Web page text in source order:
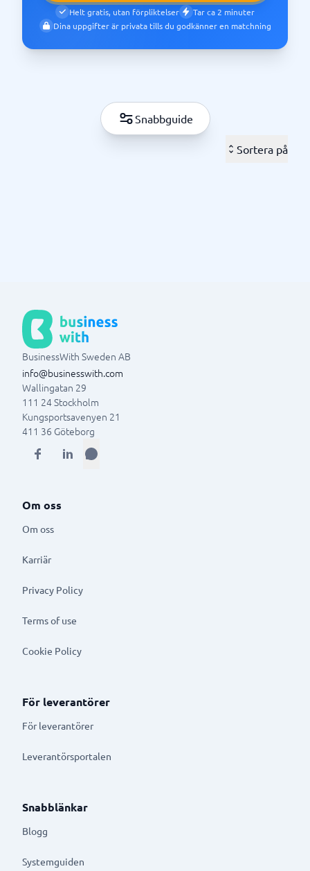
Helt gratis, utan förpliktelser
Tar ca 2 minuter
Dina uppgifter är privata tills du godkänner en matchning
Snabbguide
Sortera på
BusinessWith Sweden AB
info@businesswith.com
Wallingatan 29
111 24Stockholm
Kungsportsavenyen 21
411 36 Göteborg
Om oss
Om oss
Karriär
Privacy Policy
Terms of use
Cookie Policy
För leverantörer
För leverantörer
Leverantörsportalen
Snabblänkar
Blogg
Systemguiden